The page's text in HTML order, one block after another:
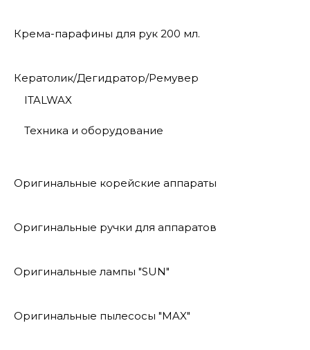
Крема-парафины для рук 200 мл.
Кератолик/Дегидратор/Ремувер
ITALWAX
Техника и оборудование
Оригинальные корейские аппараты
Оригинальные ручки для аппаратов
Оригинальные лампы "SUN"
Оригинальные пылесосы "MAX"